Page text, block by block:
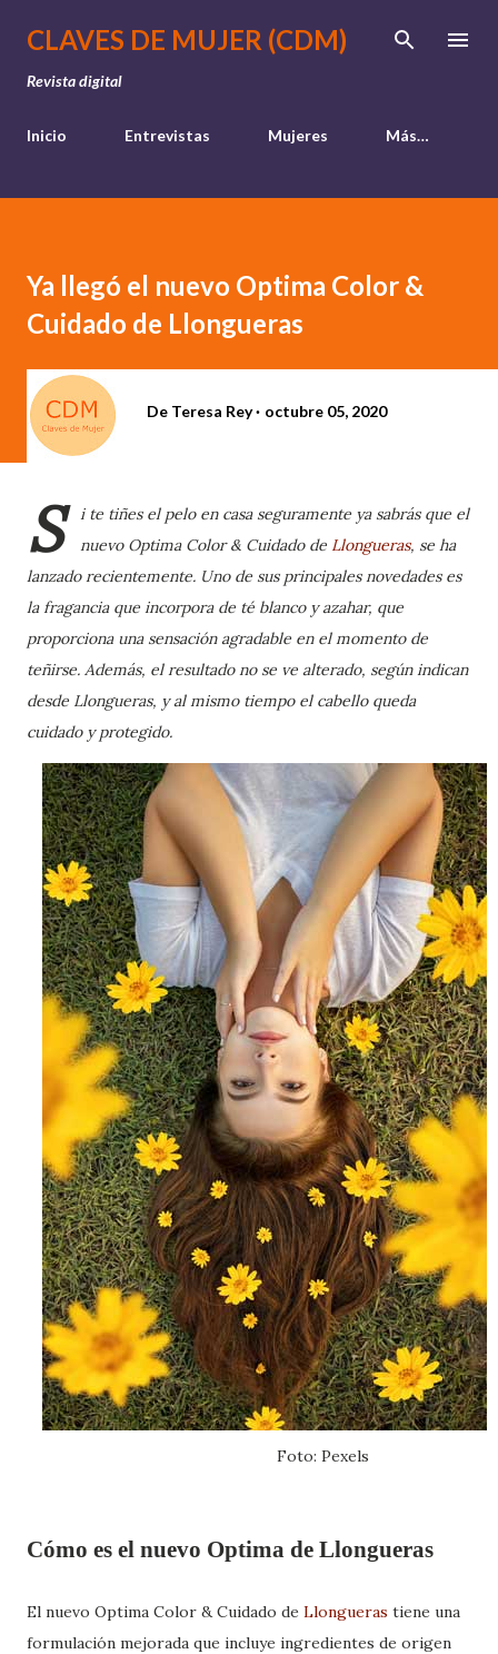
Ir al contenido principal
CLAVES DE MUJER (CDM)
Revista digital
Inicio Entrevistas Mujeres Más…
Ya llegó el nuevo Optima Color &
Cuidado de Llongueras
De Teresa Rey octubre 05, 2020
S
i te tiñes el pelo en casa seguramente ya sabrás que el
nuevo Optima Color & Cuidado de Llongueras, se ha
lanzado recientemente. Uno de sus principales novedades es
la fragancia que incorpora de té blanco y azahar, que
proporciona una sensación agradable en el momento de
teñirse. Además, el resultado no se ve alterado, según indican
desde Llongueras, y al mismo tiempo el cabello queda
cuidado y protegido.
Foto: Pexels
Cómo es el nuevo Optima de Llongueras
El nuevo Optima Color & Cuidado de Llongueras tiene una
formulación mejorada que incluye ingredientes de origen